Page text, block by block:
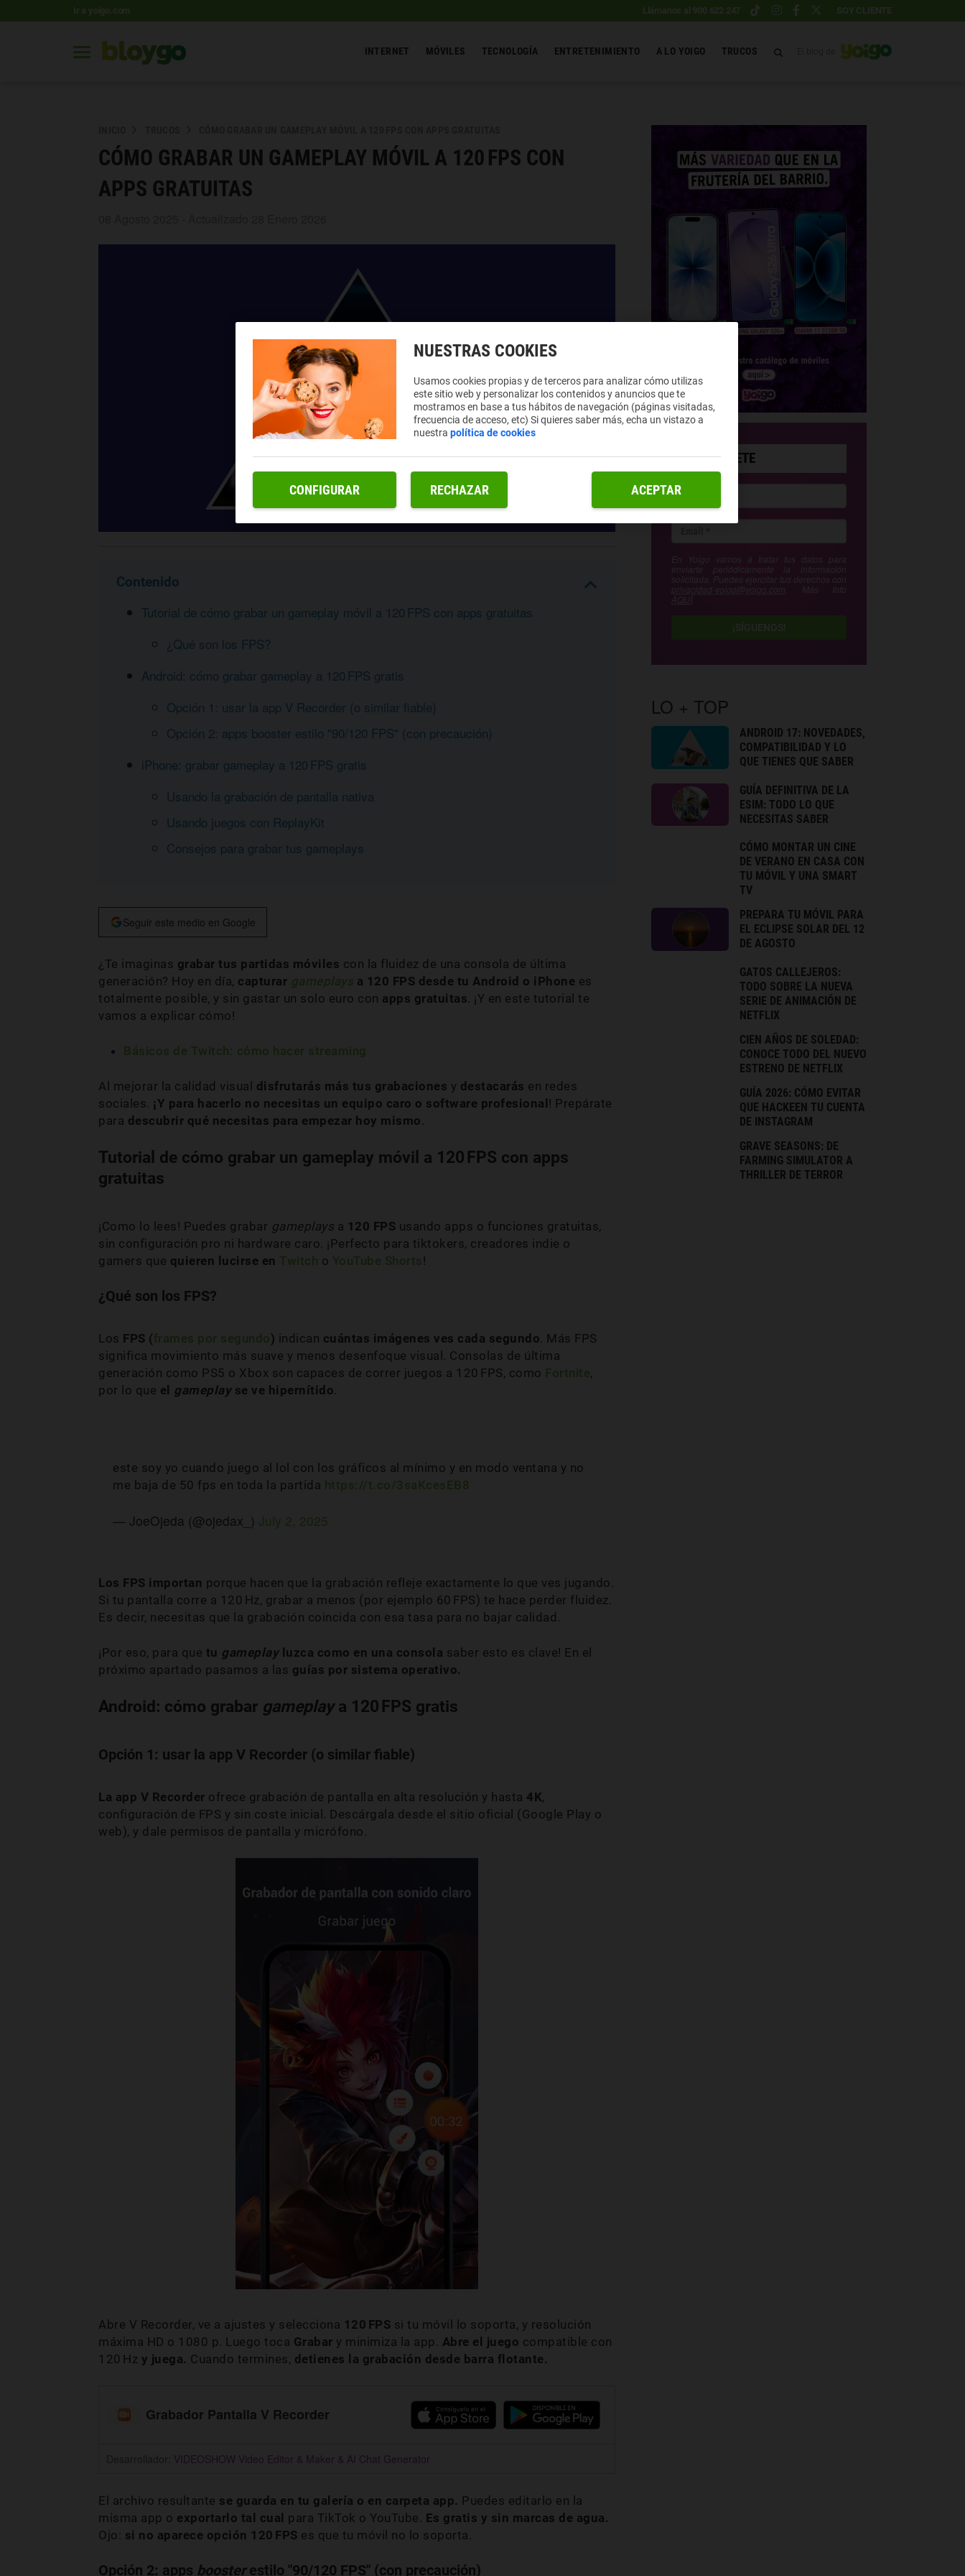
Ir a yoigo.com Llámanos al 900 622 247 SOY CLIENTE
INTERNET MÓVILES TECNOLOGÍA ENTRETENIMIENTO A LO YOIGO TRUCOS
CÓMO GRABAR UN GAMEPLAY MÓVIL A 120 FPS CON
APPS GRATUITAS
Contenido
Tutorial de cómo grabar un gameplay móvil a 120 FPS con apps gratuitas
¿Qué son los FPS?
Android: cómo grabar gameplay a 120 FPS gratis
Opción 1: usar la app V Recorder (o similar fiable)
Opción 2: apps booster estilo "90/120 FPS" (con precaución)
iPhone: grabar gameplay a 120 FPS gratis
Usando la grabación de pantalla nativa
Usando juegos con ReplayKit
Consejos para grabar tus gameplays
Seguir este medio en Google
¿Te imaginas grabar tus partidas móviles con la fluidez de una consola de última
generación? Hoy en día, capturar gameplays a 120 FPS desde tu Android o iPhone es
totalmente posible, y sin gastar un solo euro con apps gratuitas . ¡Y en este tutorial te
vamos a explicar cómo!
Básicos de Twitch: cómo hacer streaming
Al mejorar la calidad visual disfrutarás más tus grabaciones y destacarás en redes
sociales. ¡Y para hacerlo no necesitas un equipo caro o software profesional ! Prepárate
para descubrir qué necesitas para empezar hoy mismo
Tutorial de cómo grabar un gameplay móvil a 120 FPS con apps
gratuitas
¡Como lo lees! Puedes grabar gameplays a 120 FPS usando apps o funciones gratuitas,
sin configuración pro ni hardware caro. ¡Perfecto para tiktokers, creadores indie o
gamers que quieren lucirse en Twitch o YouTube Shorts !
¿Qué son los FPS?
Los FPS (frames por segundo) indican cuántas imágenes ves cada segundo . Más FPS
significa movimiento más suave y menos desenfoque visual. Consolas de última
generación como PS5 o Xbox son capaces de correr juegos a 120 FPS, como Fortnite,
por lo que el gameplayse ve hipernítido
este soy yo cuando juego al lol con los gráficos al mínimo y en modo ventana y no
me baja de 50 fps en toda la partida https://t.co/3saKcesEB8
— JoeOjeda (@ojedax_) July 2, 2025
Los FPS importan porque hacen que la grabación refleje exactamente lo que ves jugando.
Si tu pantalla corre a 120 Hz, grabar a menos (por ejemplo 60 FPS) te hace perder fluidez.
Es decir, necesitas que la grabación coincida con esa tasa para no bajar calidad.
¡Por eso, para que tu gameplayluzca como en una consola saber esto es clave! En el
próximo apartado pasamos a las guías por sistema operativo.
Android: cómo grabar gameplaya 120 FPS gratis
Opción 1: usar la app V Recorder (o similar fiable)
La app V Recorder ofrece grabación de pantalla en alta resolución y hasta 4K,
configuración de FPS y sin coste inicial. Descárgala desde el sitio oficial (Google Play o
web), y dale permisos de pantalla y micrófono.
Abre V Recorder, ve a ajustes y selecciona 120 FPS si tu móvil lo soporta, y resolución
máxima HD o 1080 p. Luego toca Grabar y minimiza la app. Abre el juego compatible con
120 Hz y juega. Cuando termines, detienes la grabación desde barra flotante.
Grabador Pantalla V Recorder
VIDEOSHOW Video Editor & Maker & AI Chat Generator
El archivo resultante se guarda en tu galería o en carpeta app. Puedes editarlo en la
misma app o exportarlo tal cual para TikTok o YouTube. Es gratis y sin marcas de agua.
Ojo: si no aparece opción 120 FPS es que tu móvil no lo soporta.
Opción 2: apps boosterestilo "90/120 FPS" (con precaución)
SUSCRÍBETE
En Yoigo vamos a tratar tus datos para
enviarte periódicamente la información
solicitada. Puedes ejercitar tus derechos con
privacidad-yoigo@yoigo.com . Más Info
AQUÍ
¡SÍGUENOS!
LO + TOP
ANDROID 17: NOVEDADES,
COMPATIBILIDAD Y LO
QUE TIENES QUE SABER
GUÍA DEFINITIVA DE LA
ESIM: TODO LO QUE
NECESITAS SABER
CÓMO MONTAR UN CINE
DE VERANO EN CASA CON
TU MÓVIL Y UNA SMART
TV
PREPARA TU MÓVIL PARA
EL ECLIPSE SOLAR DEL 12
DE AGOSTO
GATOS CALLEJEROS:
TODO SOBRE LA NUEVA
SERIE DE ANIMACIÓN DE
NETFLIX
CIEN AÑOS DE SOLEDAD:
CONOCE TODO DEL NUEVO
ESTRENO DE NETFLIX
GUÍA 2026: CÓMO EVITAR
QUE HACKEEN TU CUENTA
DE INSTAGRAM
GRAVE SEASONS: DE
FARMING SIMULATOR A
THRILLER DE TERROR
NUESTRAS COOKIES
Usamos cookies propias y de terceros para analizar cómo utilizas
este sitio web y personalizar los contenidos y anuncios que te
mostramos en base a tus hábitos de navegación (páginas visitadas,
frecuencia de acceso, etc) Si quieres saber más, echa un vistazo a
nuestrapolítica de cookies
RECHAZAR ACEPTAR
CONFIGURAR